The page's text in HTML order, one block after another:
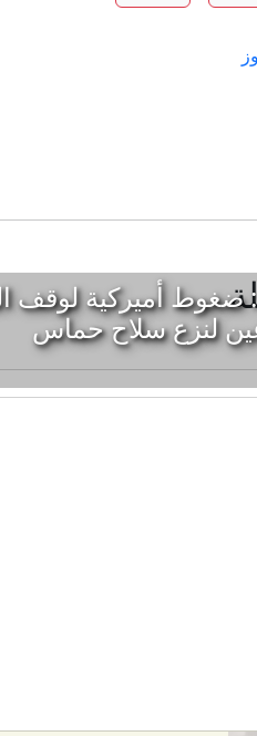
ضغوط أميركية لوقف
لنزع سلاح حماس